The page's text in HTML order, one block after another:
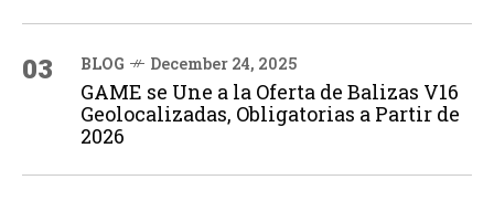
03 BLOG December 24, 2025
GAME se Une a la Oferta de Balizas V16
Geolocalizadas, Obligatorias a Partir de
2026